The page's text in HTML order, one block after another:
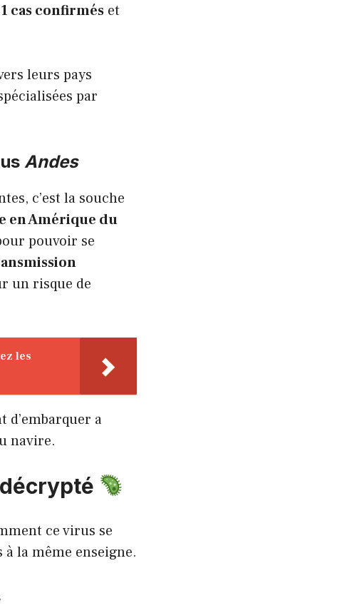
cas confirmés et
leurs pays
par
Andes
c’est la souche
en Amérique du
pouvoir se
un risque de
les
d’embarquer a
navire.
ce virus se
la même enseigne.